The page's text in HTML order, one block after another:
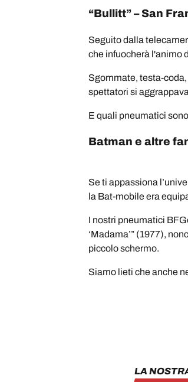
“Bullitt” – San
Seguito dalla
che infuocherà l'animo
Sgommate, testa-
spettatori si
E quali pneumatici
Batman e altre
Se ti appassiona
la Bat-mobile era
I nostri pneumatici
‘Madama’” (1977),
piccolo schermo.
Siamo lieti che anche
LA